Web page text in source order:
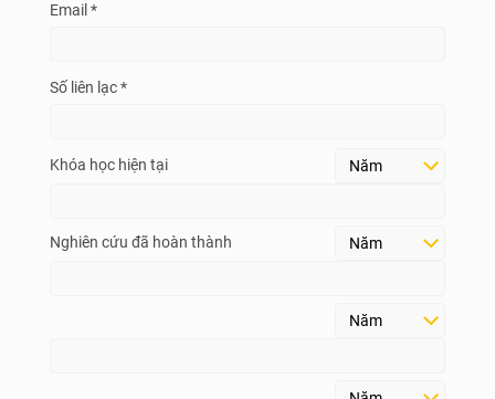
Email *
Số liên lạc *
Khóa học hiện tại
Nghiên cứu đã hoàn thành